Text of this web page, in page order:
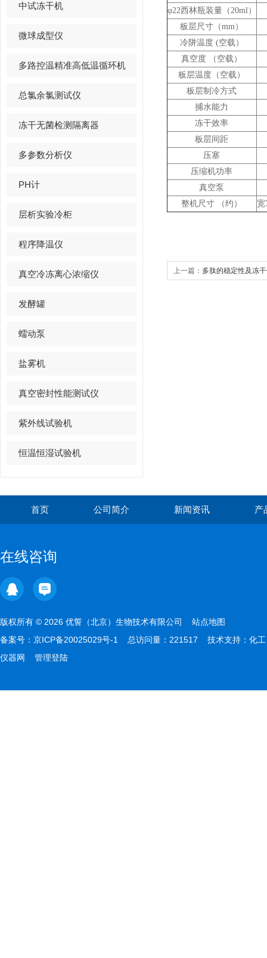
中试冻干机
微球成型仪
多路控温精准高低温循环机
总氯余氯测试仪
冻干无菌检测隔离器
多参数分析仪
PH计
层析实验冷柜
程序降温仪
真空冷冻离心浓缩仪
发酵罐
蠕动泵
盐雾机
真空密封性能测试仪
紫外线试验机
恒温恒湿试验机
φ22西林瓶装量（20ml）
板层尺寸（mm）
冷阱温度 (空载）
真空度
（空载）
板层温度（空载）
板层制冷方式
捕水能力
冻干效率
板层间距
压塞
压缩机功率
真空泵
整机尺寸
（约） 宽
上一篇： 多肽的稳定性及冻
首页 公司简介 新闻资讯 产
在线咨询
版权所有 © 2026 优誓（北京）生物技术有限公司 站点地图
备案号： 京ICP备20025029号-1 总访问量：221517 技术支持： 化工
仪器网
管理登陆